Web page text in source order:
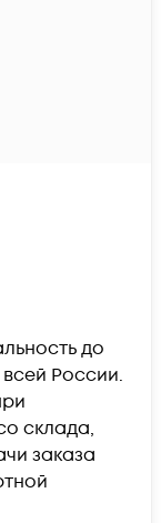
до
всей России.
склада,
заказа